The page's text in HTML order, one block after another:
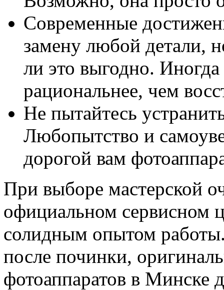
Современные
замену любой детали,
ли это выгодно. Иногда
рациональнее, чем
Не пытайтесь
Любопытство и
дорогой вам
При выборе мастерской
официальном сервисном
солидным опытом
после починки,
фотоаппаратов в